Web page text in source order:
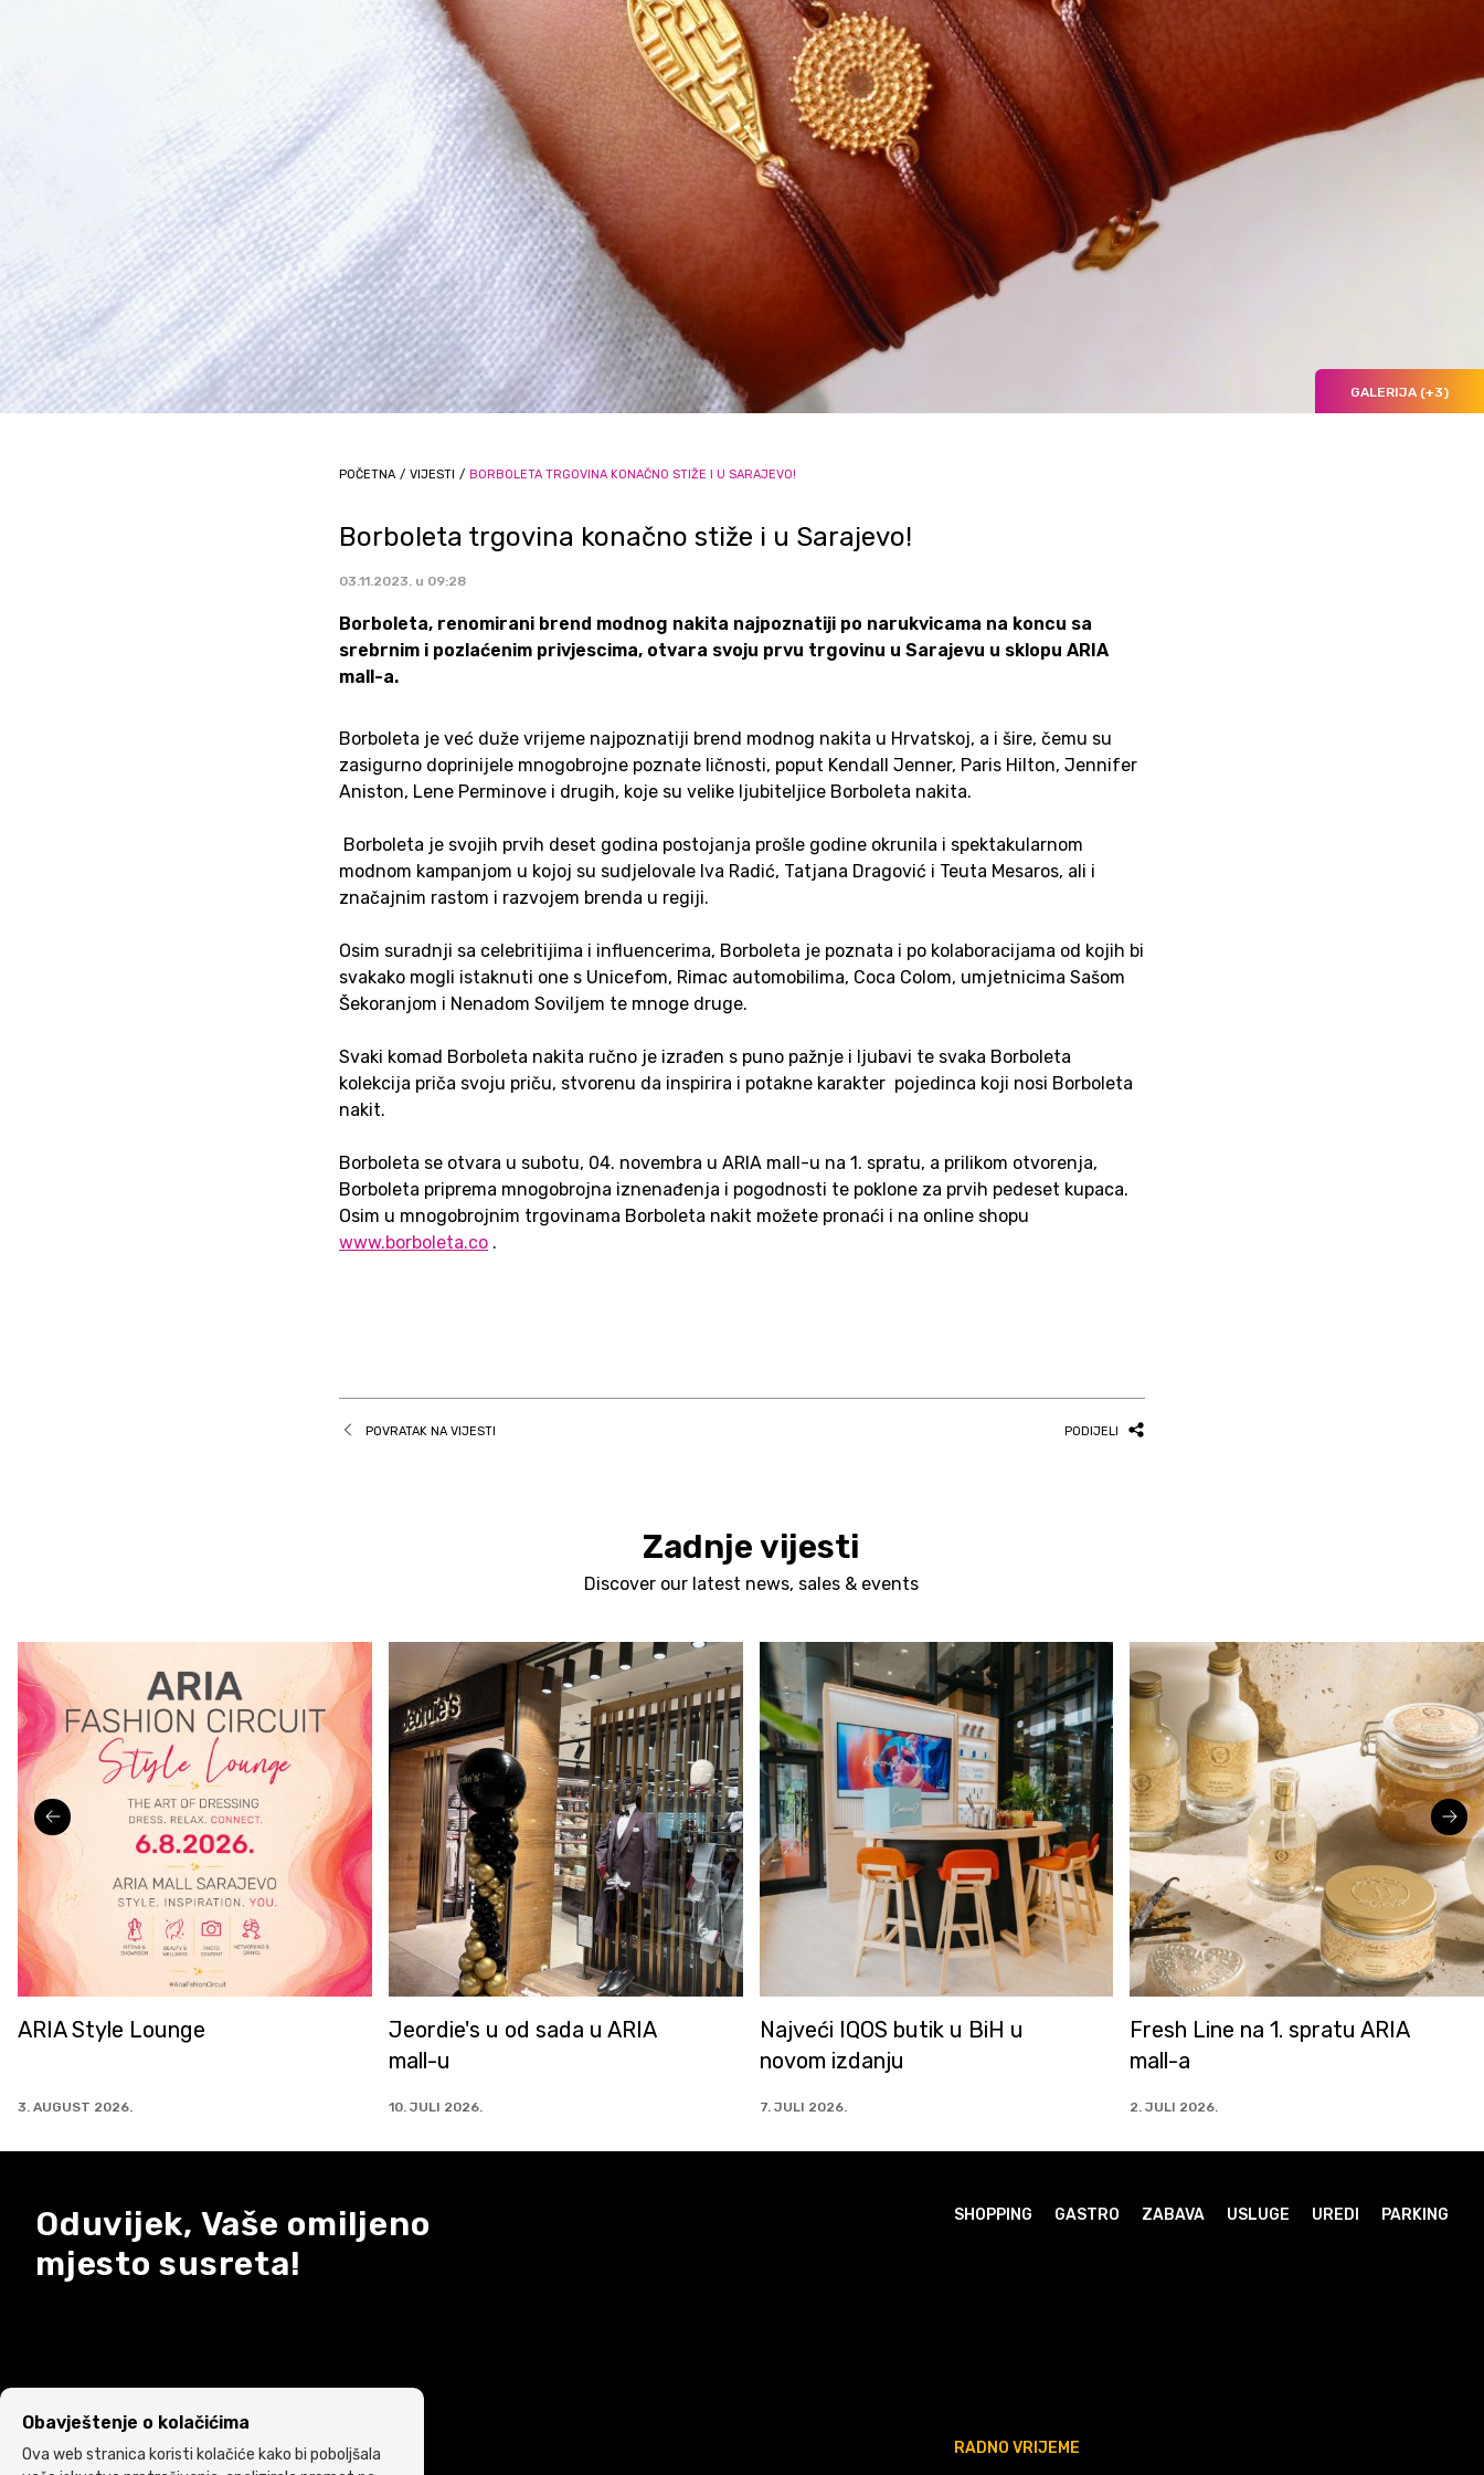
GALERIJA (+3)
POČETNA / VIJESTI / BORBOLETA TRGOVINA KONAČNO STIŽE I U SARAJEVO!
Borboleta trgovina konačno stiže i u Sarajevo!
03.11.2023. u 09:28
Borboleta, renomirani brend modnog nakita najpoznatiji po narukvicama na koncu sa
srebrnim i pozlaćenim privjescima, otvara svoju prvu trgovinu u Sarajevu u sklopu ARIA
mall-a.
Borboleta je već duže vrijeme najpoznatiji brend modnog nakita u Hrvatskoj, a i šire, čemu su
zasigurno doprinijele mnogobrojne poznate ličnosti, poput Kendall Jenner, Paris Hilton, Jennifer
Aniston, Lene Perminove i drugih, koje su velike ljubiteljice Borboleta nakita.
Borboleta je svojih prvih deset godina postojanja prošle godine okrunila i spektakularnom
modnom kampanjom u kojoj su sudjelovale Iva Radić, Tatjana Dragović i Teuta Mesaros, ali i
značajnim rastom i razvojem brenda u regiji.
Osim suradnji sa celebritijima i influencerima, Borboleta je poznata i po kolaboracijama od kojih bi
svakako mogli istaknuti one s Unicefom, Rimac automobilima, Coca Colom, umjetnicima Sašom
Šekoranjom i Nenadom Soviljem te mnoge druge.
Svaki komad Borboleta nakita ručno je izrađen s puno pažnje i ljubavi te svaka Borboleta
kolekcija priča svoju priču, stvorenu da inspirira i potakne karakter pojedinca koji nosi Borboleta
nakit.
Borboleta se otvara u subotu, 04. novembra u ARIA mall-u na 1. spratu, a prilikom otvorenja,
Borboleta priprema mnogobrojna iznenađenja i pogodnosti te poklone za prvih pedeset kupaca.
Osim u mnogobrojnim trgovinama Borboleta nakit možete pronaći i na online shopu
www.borboleta.co .
POVRATAK NA VIJESTI PODIJELI
Zadnje vijesti
Discover our latest news, sales & events
Jeordie's u od sada u ARIA
10. JULI 2026.
Najveći IQOS butik u BiH u
novom izdanju
7. JULI 2026.
Fresh Line na 1. spratu ARIA
mall-a
2. JULI 2026.
NAPRIJED ZMAJEVI!
Vrijeme je za slavlje!
30. JUNI 2026.
Oduvijek, Vaše omiljeno
mjesto susreta!
SHOPPING GASTRO ZABAVA USLUGE UREDI PARKING
RADNO VRIJEME
Obavještenje o kolačićima
Ova web stranica koristi kolačiće kako bi poboljšala